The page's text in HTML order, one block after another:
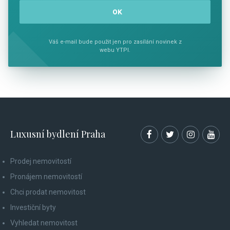
Váš e-mail bude použit jen pro zasílání novinek z
webu YTPI.
Luxusní bydlení Praha
Prodej nemovitostí
Pronájem nemovitostí
Chci prodat nemovitost
Investiční byty
Vyhledat nemovitost